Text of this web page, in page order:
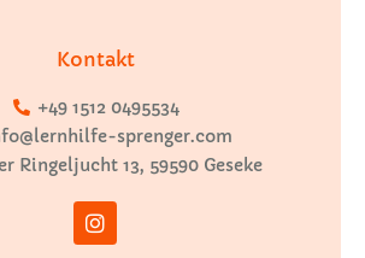
Kontakt
+49 1512 0495534
sprenger.com
Ringeljucht 13, 59590 Geseke